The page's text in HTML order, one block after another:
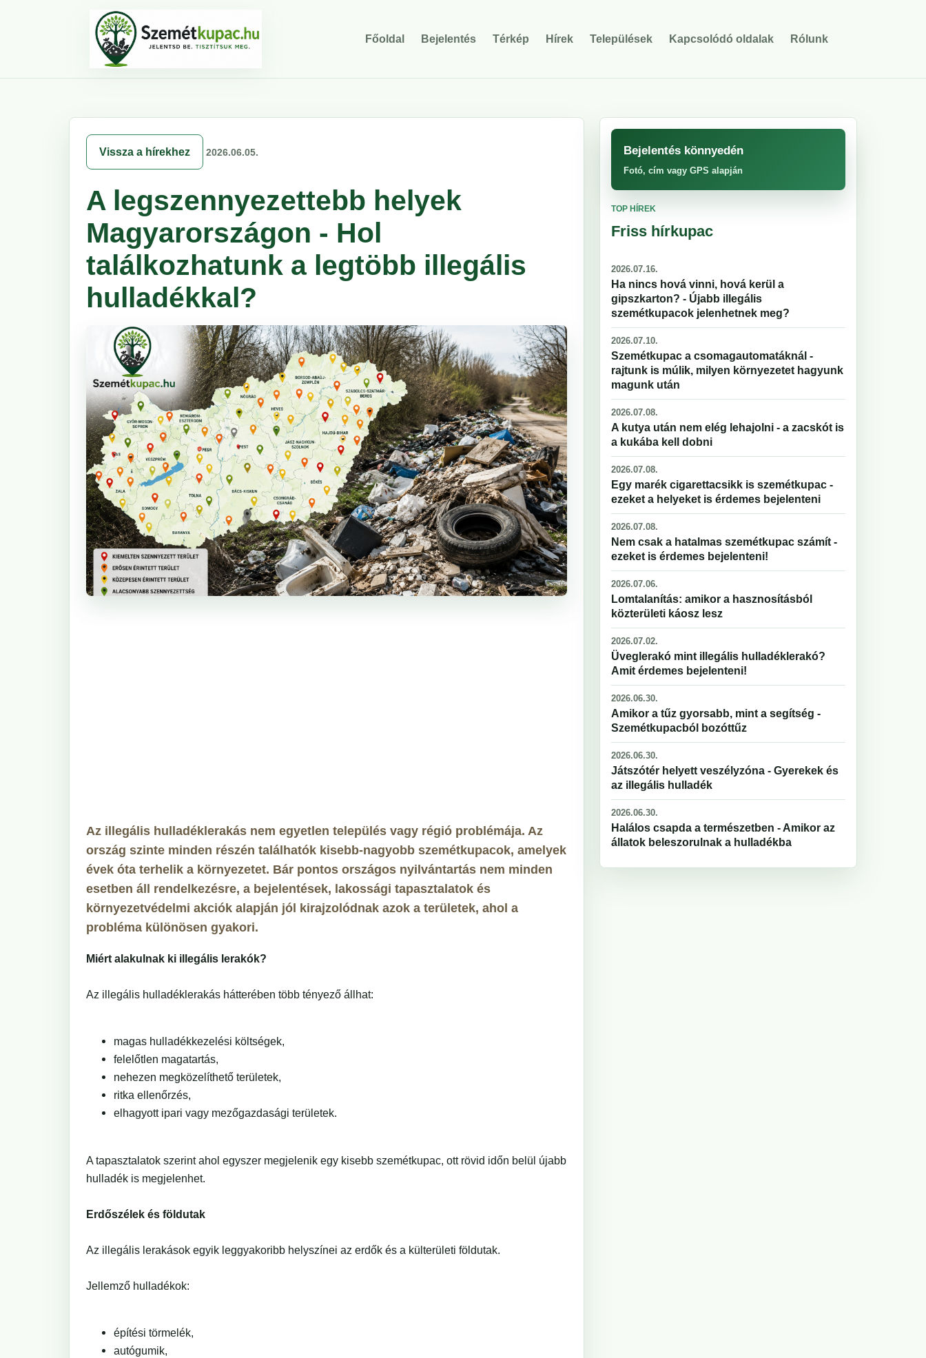
Főoldal Bejelentés Térkép Hírek Települések Kapcsolódó oldalak Rólunk
Vissza a hírekhez 2026.06.05.
A legszennyezettebb helyek
Magyarországon - Hol
találkozhatunk a legtöbb illegális
hulladékkal?
Az illegális hulladéklerakás nem egyetlen település vagy régió problémája. Az
ország szinte minden részén találhatók kisebb-nagyobb szemétkupacok, amelyek
évek óta terhelik a környezetet. Bár pontos országos nyilvántartás nem minden
esetben áll rendelkezésre, a bejelentések, lakossági tapasztalatok és
környezetvédelmi akciók alapján jól kirajzolódnak azok a területek, ahol a
probléma különösen gyakori.
Miért alakulnak ki illegális lerakók?
Az illegális hulladéklerakás hátterében több tényező állhat:
magas hulladékkezelési költségek,
felelőtlen magatartás,
nehezen megközelíthető területek,
ritka ellenőrzés,
elhagyott ipari vagy mezőgazdasági területek.
A tapasztalatok szerint ahol egyszer megjelenik egy kisebb szemétkupac, ott rövid időn belül újabb
hulladék is megjelenhet.
Erdőszélek és földutak
Az illegális lerakások egyik leggyakoribb helyszínei az erdők és a külterületi földutak.
Jellemző hulladékok:
építési törmelék,
autógumik,
Bejelentés könnyedén
Fotó, cím vagy GPS alapján
TOP HÍREK
Friss hírkupac
2026.07.16.
Ha nincs hová vinni, hová kerül a
gipszkarton? - Újabb illegális
szemétkupacok jelenhetnek meg?
2026.07.10.
Szemétkupac a csomagautomatáknál -
rajtunk is múlik, milyen környezetet hagyunk
magunk után
2026.07.08.
A kutya után nem elég lehajolni - a zacskót is
a kukába kell dobni
2026.07.08.
Egy marék cigarettacsikk is szemétkupac -
ezeket a helyeket is érdemes bejelenteni
2026.07.08.
Nem csak a hatalmas szemétkupac számít -
ezeket is érdemes bejelenteni!
2026.07.06.
Lomtalanítás: amikor a hasznosításból
közterületi káosz lesz
2026.07.02.
Üveglerakó mint illegális hulladéklerakó?
Amit érdemes bejelenteni!
2026.06.30.
Amikor a tűz gyorsabb, mint a segítség -
Szemétkupacból bozóttűz
2026.06.30.
Játszótér helyett veszélyzóna - Gyerekek és
az illegális hulladék
2026.06.30.
Halálos csapda a természetben - Amikor az
állatok beleszorulnak a hulladékba